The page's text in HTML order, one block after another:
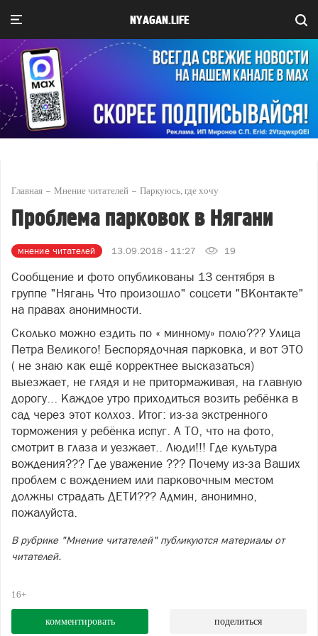
NYAGAN.LIFE
Главная Мнение читателей Паркуюсь, где хочу
Проблема парковок в Нягани
мнение читателей 13.09.2018 - 11:27 19
Сообщение и фото опубликованы 13 сентября в
группе "Нягань Что произошло" соцсети "ВКонтакте"
на правах анонимности.
Сколько можно ездить по « минному» полю??? Улица
Петра Великого! Беспорядочная парковка, и вот ЭТО
( не знаю как ещё корректнее высказаться)
выезжает, не глядя и не притормаживая, на главную
дорогу... Каждое утро приходиться возить ребёнка в
сад через этот колхоз. Итог: из-за экстренного
торможения у ребёнка испуг. А ТО, что на фото,
смотрит в глаза и уезжает.. Люди!!! Где культура
вождения??? Где уважение ??? Почему из-за Ваших
проблем с вождением или парковочным местом
должны страдать ДЕТИ??? Админ, анонимно,
пожалуйста.
В рубрике "Мнение читателей" публикуются материалы от
читателей.
16+
комментировать поделиться